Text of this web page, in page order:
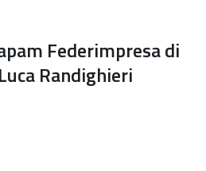
Federimpresa di
Randighieri